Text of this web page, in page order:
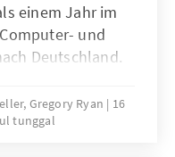
einem Jahr im
und
Deutschland.
die viertgrößte
Wie fällt die
Gregory Ryan
16
tunggal